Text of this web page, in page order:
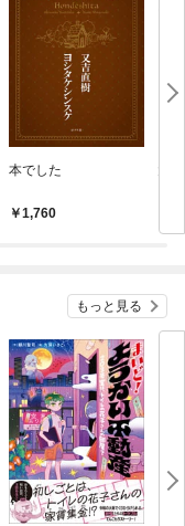
本でした
1,760
もっと見る